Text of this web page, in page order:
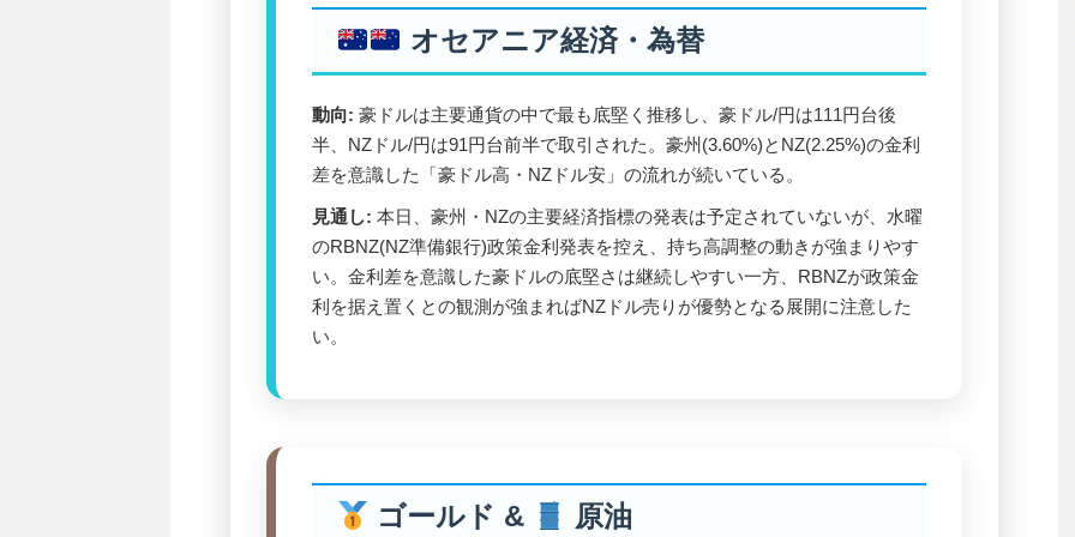
オセアニア経済・為替
動向: 豪ドルは主要通貨の中で最も底堅く推移し、豪ドル/円は111円台後
半、NZドル/円は91円台前半で取引された。豪州(3.60%)とNZ(2.25%)の金利
差を意識した「豪ドル高・NZドル安」の流れが続いている。
見通し: 本日、豪州・NZの主要経済指標の発表は予定されていないが、水曜
のRBNZ(NZ準備銀行)政策金利発表を控え、持ち高調整の動きが強まりやす
い。金利差を意識した豪ドルの底堅さは継続しやすい一方、RBNZが政策金
利を据え置くとの観測が強まればNZドル売りが優勢となる展開に注意した
い。
ゴールド & 原油